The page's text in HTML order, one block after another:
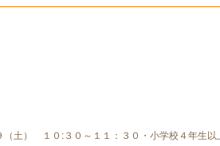
（土） １０:３０～１１：３０・小学校４年生以